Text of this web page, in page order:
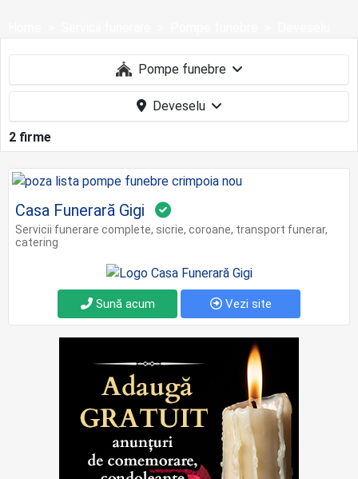
2 firme
Casa Funerară Gigi
Servicii funerare complete, sicrie, coroane, transport funerar,
catering
Sună acum Vezi site